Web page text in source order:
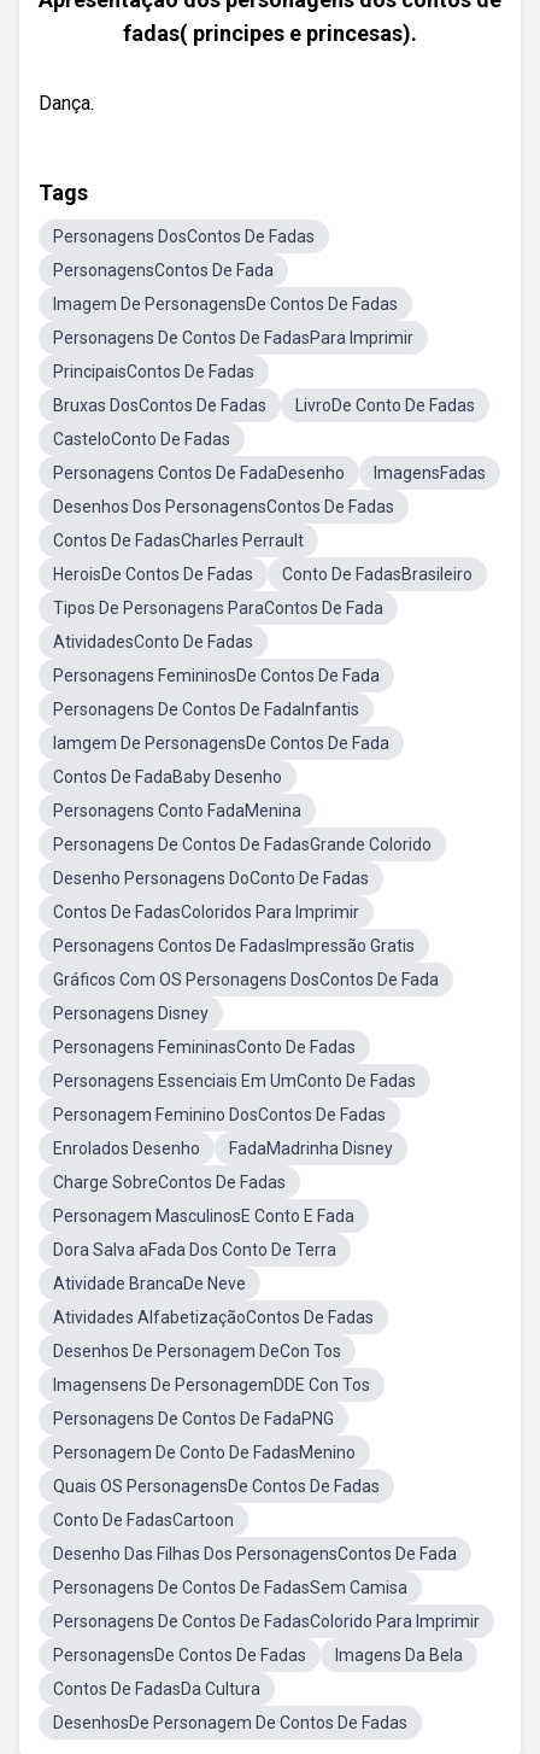
fadas( principes e princesas).
Dança.
Tags
Personagens DosContos De Fadas
PersonagensContos De Fada
Imagem De PersonagensDe Contos De Fadas
Personagens De Contos De FadasPara Imprimir
PrincipaisContos De Fadas
Bruxas DosContos De Fadas
LivroDe Conto De Fadas
CasteloConto De Fadas
Personagens Contos De FadaDesenho
ImagensFadas
Desenhos Dos PersonagensContos De Fadas
Contos De FadasCharles Perrault
HeroisDe Contos De Fadas
Conto De FadasBrasileiro
Tipos De Personagens ParaContos De Fada
AtividadesConto De Fadas
Personagens FemininosDe Contos De Fada
Personagens De Contos De FadaInfantis
Iamgem De PersonagensDe Contos De Fada
Contos De FadaBaby Desenho
Personagens Conto FadaMenina
Personagens De Contos De FadasGrande Colorido
Desenho Personagens DoConto De Fadas
Contos De FadasColoridos Para Imprimir
Personagens Contos De FadasImpressão Gratis
Gráficos Com OS Personagens DosContos De Fada
Personagens Disney
Personagens FemininasConto De Fadas
Personagens Essenciais Em UmConto De Fadas
Personagem Feminino DosContos De Fadas
Enrolados Desenho
FadaMadrinha Disney
Charge SobreContos De Fadas
Personagem MasculinosE Conto E Fada
Dora Salva aFada Dos Conto De Terra
Atividade BrancaDe Neve
Atividades AlfabetizaçãoContos De Fadas
Desenhos De Personagem DeCon Tos
Imagensens De PersonagemDDE Con Tos
Personagens De Contos De FadaPNG
Personagem De Conto De FadasMenino
Quais OS PersonagensDe Contos De Fadas
Conto De FadasCartoon
Desenho Das Filhas Dos PersonagensContos De Fada
Personagens De Contos De FadasSem Camisa
Personagens De Contos De FadasColorido Para Imprimir
PersonagensDe Contos De Fadas
Imagens Da Bela
Contos De FadasDa Cultura
DesenhosDe Personagem De Contos De Fadas